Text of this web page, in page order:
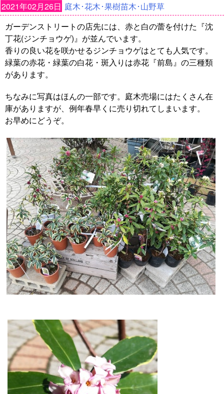
2021年02月26日 庭木･花木･果樹苗木･山野草
ガーデンストリートの店先には、赤と白の蕾を付けた『沈
丁花(ジンチョウゲ)』が並んでいます。
香りの良い花を咲かせるジンチョウゲはとても人気です。
緑葉の赤花・緑葉の白花・斑入りは赤花『前島』の三種類
があります。
ちなみに写真はほんの一部です。庭木売場にはたくさん在
庫がありますが、例年春早くに売り切れてしまいます。
お早めにどうぞ。